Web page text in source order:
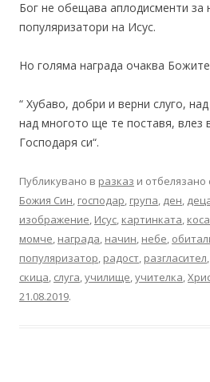
Бог не обещава аплодисменти за
популяризатори на Исус.
Но голяма награда очаква Божите
“ Хубаво, добри и верни слуго,
над многото ще те поставя, влез
Господаря си“.
Публикувано в разказ и отбелязано
Божия Син, господар, група, ден,
изображение, Исус, картинката, коса
момче, награда, начин, небе,
популяризатор, радост, разгласител,
скица, слуга,училище,учителка,
21.08.2019.